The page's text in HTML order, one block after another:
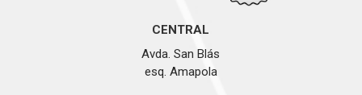
CENTRAL
Avda. San Blás
esq. Amapola